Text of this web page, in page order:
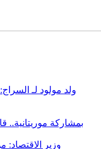
ولد مولود لـ
بمشاركة موريتانية..
وزير الاقتصاد: